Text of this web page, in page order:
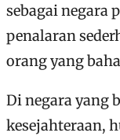
sebagai negara
penalaran
orang yang
Di negara yang
kesejahteraan,